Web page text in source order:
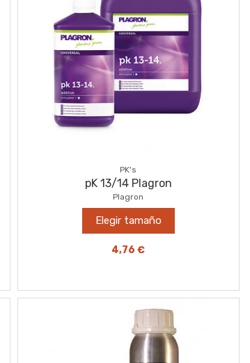
PK's
pK 13/14 Plagron
Plagron
Elegir tamaño
4,76 €